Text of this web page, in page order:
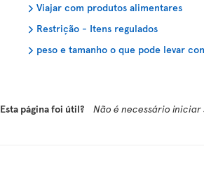
Viajar com produtos alimentares
Restrição - Itens regulados
peso e tamanho o que pode levar
Esta página foi útil? Não é necessário iniciar